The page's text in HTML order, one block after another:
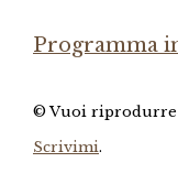
Programma
© Vuoi riprodurre
Scrivimi.